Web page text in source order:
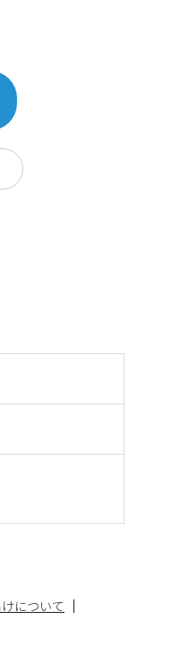
について